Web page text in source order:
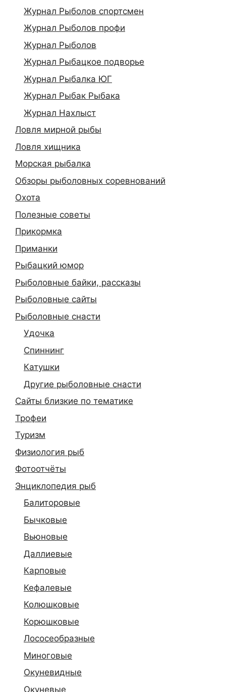
Журнал Рыболов спортсмен
Журнал Рыболов профи
Журнал Рыболов
Журнал Рыбацкое подворье
Журнал Рыбалка ЮГ
Журнал Рыбак Рыбака
Журнал Нахлыст
Ловля мирной рыбы
Ловля хищника
Морская рыбалка
Обзоры рыболовных соревнований
Охота
Полезные советы
Прикормка
Приманки
Рыбацкий юмор
Рыболовные байки, рассказы
Рыболовные сайты
Рыболовные снасти
Удочка
Спиннинг
Катушки
Другие рыболовные снасти
Сайты близкие по тематике
Трофеи
Туризм
Физиология рыб
Фотоотчёты
Энциклопедия рыб
Балиторовые
Бычковые
Вьюновые
Даллиевые
Карповые
Кефалевые
Колюшковые
Корюшковые
Лососеобразные
Миноговые
Окуневидные
Окуневые